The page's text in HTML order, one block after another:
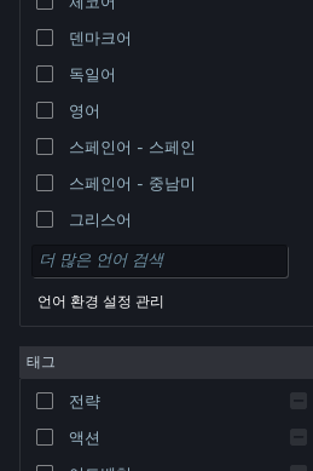
© Valve Corporation. 모든 권리 보유. 모든 상표는 미국
및 기타 국가에서 각각 해당 소유자의 재산입니다.
환불| 쿠키
덴마크어
독일어
영어
스페인어 - 스페인
스페인어 - 중남미
그리스어
언어 환경 설정 관리
태그
전략
액션